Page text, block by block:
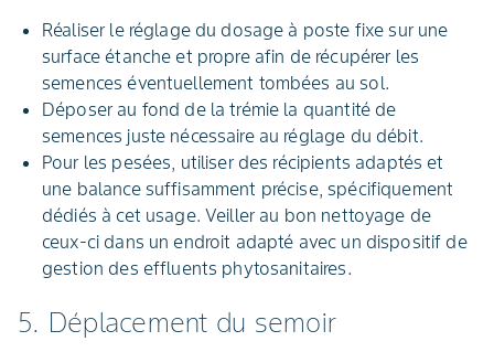
Réaliser le réglage du dosage à poste fixe sur une
surface étanche et propre afin de récupérer les
semences éventuellement tombées au sol.
Déposer au fond de la trémie la quantité de
semences juste nécessaire au réglage du débit.
Pour les pesées, utiliser des récipients adaptés et
une balance suffisamment précise, spécifiquement
dédiés à cet usage. Veiller au bon nettoyage de
ceux-ci dans un endroit adapté avec un dispositif de
gestion des effluents phytosanitaires.
5. Déplacement du semoir